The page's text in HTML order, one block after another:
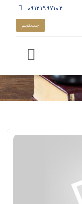
۰۹۱۲۱۹۹۷۱۰۲